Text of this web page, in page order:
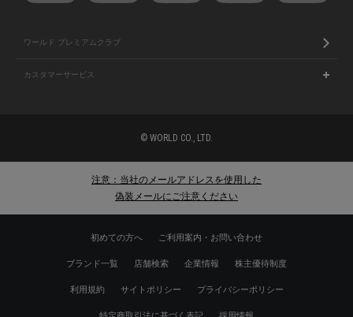
ワールド プレミアムクラブ
カスタマーサービス
© WORLD CO., LTD.
注意：当社のメールアドレスを使用した
偽装メールにご注意ください
初めての方へ ご利用案内・お問い合わせ
ブランド一覧 店舗検索 企業情報 株主優待制度
利用規約 サイトポリシー プライバシーポリシー